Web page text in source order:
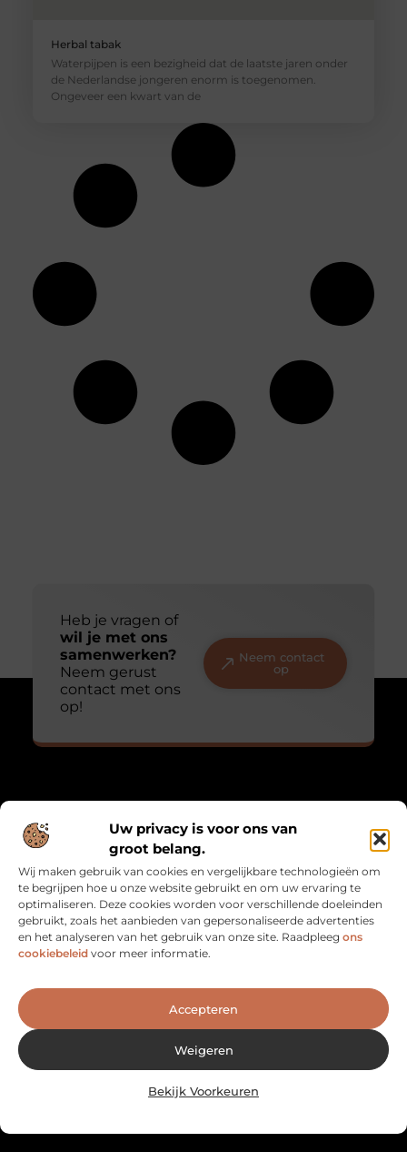
Uw privacy is voor ons van
groot belang.
Wij maken gebruik van cookies en vergelijkbare technologieën om
te begrijpen hoe u onze website gebruikt en om uw ervaring te
optimaliseren. Deze cookies worden voor verschillende doeleinden
gebruikt, zoals het aanbieden van gepersonaliseerde advertenties
en het analyseren van het gebruik van onze site. Raadpleeg ons
cookiebeleid voor meer informatie.
Accepteren
Weigeren
Bekijk Voorkeuren
Herbal tabak
Waterpijpen is een bezigheid dat de laatste jaren onder
de Nederlandse jongeren enorm is toegenomen.
Ongeveer een kwart van de
Heb je vragen of
wil je met ons
samenwerken?
Neem gerust
contact met ons
op!
Neem contact
op
“Waar logica en leven samenkomen.”
Mathmatch.nl combineert inzichten uit de wiskunde met
alledaagse reflecties. Een unieke verzameling blogs voor
denkers, dromers en doeners.
Bericht categorie
Website index Cookiebeleid (EU)